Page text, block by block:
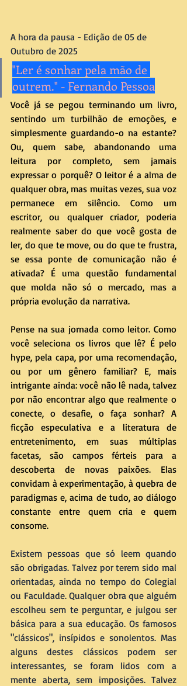
A hora da pausa - Edição de 05 de
Outubro de 2025
"Ler é sonhar pela mão de
outrem." - Fernando Pessoa
Você já se pegou terminando um livro,
sentindo um turbilhão de emoções, e
simplesmente guardando-o na estante?
Ou, quem sabe, abandonando uma
leitura por completo, sem jamais
expressar o porquê? O leitor é a alma de
qualquer obra, mas muitas vezes, sua voz
permanece em silêncio. Como um
escritor, ou qualquer criador, poderia
realmente saber do que você gosta de
ler, do que te move, ou do que te frustra,
se essa ponte de comunicação não é
ativada? É uma questão fundamental
que molda não só o mercado, mas a
própria evolução da narrativa.
Pense na sua jornada como leitor. Como
você seleciona os livros que lê? É pelo
hype, pela capa, por uma recomendação,
ou por um gênero familiar? E, mais
intrigante ainda: você não lê nada, talvez
por não encontrar algo que realmente o
conecte, o desafie, o faça sonhar? A
ficção especulativa e a literatura de
entretenimento, em suas múltiplas
facetas, são campos férteis para a
descoberta de novas paixões. Elas
convidam à experimentação, à quebra de
paradigmas e, acima de tudo, ao diálogo
constante entre quem cria e quem
consome.
Existem pessoas que só leem quando
são obrigadas. Talvez por terem sido mal
orientadas, ainda no tempo do Colegial
ou Faculdade. Qualquer obra que alguém
escolheu sem te perguntar, e julgou ser
básica para a sua educação. Os famosos
"clássicos", insípidos e sonolentos. Mas
alguns destes clássicos podem ser
interessantes, se foram lidos com a
mente aberta, sem imposições. Talvez